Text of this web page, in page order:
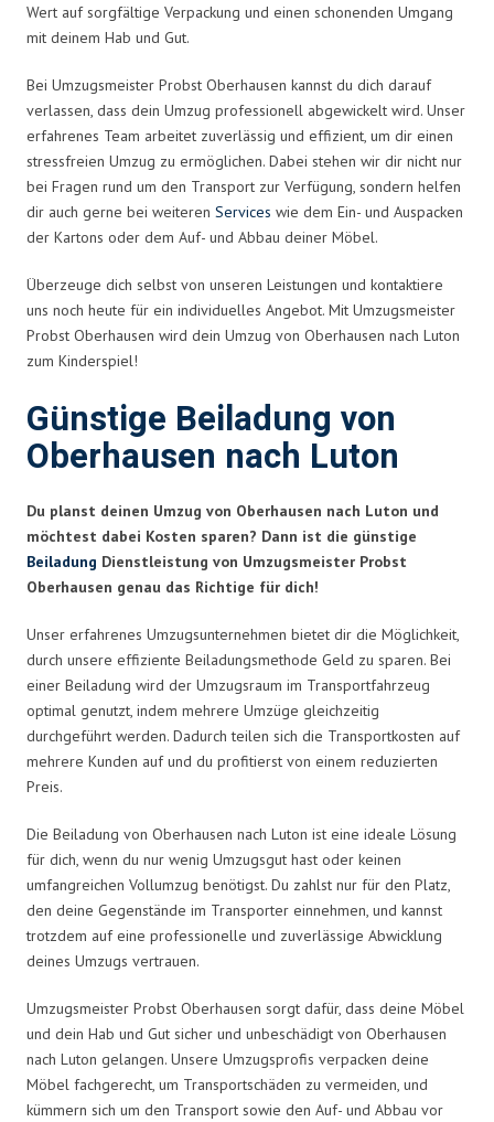
Wert auf sorgfältige Verpackung und einen schonenden Umgang
mit deinem Hab und Gut.
Bei Umzugsmeister Probst Oberhausen kannst du dich darauf
verlassen, dass dein Umzug professionell abgewickelt wird. Unser
erfahrenes Team arbeitet zuverlässig und effizient, um dir einen
stressfreien Umzug zu ermöglichen. Dabei stehen wir dir nicht nur
bei Fragen rund um den Transport zur Verfügung, sondern helfen
dir auch gerne bei weiteren Services wie dem Ein- und Auspacken
der Kartons oder dem Auf- und Abbau deiner Möbel.
Überzeuge dich selbst von unseren Leistungen und kontaktiere
uns noch heute für ein individuelles Angebot. Mit Umzugsmeister
Probst Oberhausen wird dein Umzug von Oberhausen nach Luton
zum Kinderspiel!
Günstige Beiladung von
Oberhausen nach Luton
Du planst deinen Umzug von Oberhausen nach Luton und
möchtest dabei Kosten sparen? Dann ist die günstige
Beiladung Dienstleistung von Umzugsmeister Probst
Oberhausen genau das Richtige für dich!
Unser erfahrenes Umzugsunternehmen bietet dir die Möglichkeit,
durch unsere effiziente Beiladungsmethode Geld zu sparen. Bei
einer Beiladung wird der Umzugsraum im Transportfahrzeug
optimal genutzt, indem mehrere Umzüge gleichzeitig
durchgeführt werden. Dadurch teilen sich die Transportkosten auf
mehrere Kunden auf und du profitierst von einem reduzierten
Preis.
Die Beiladung von Oberhausen nach Luton ist eine ideale Lösung
für dich, wenn du nur wenig Umzugsgut hast oder keinen
umfangreichen Vollumzug benötigst. Du zahlst nur für den Platz,
den deine Gegenstände im Transporter einnehmen, und kannst
trotzdem auf eine professionelle und zuverlässige Abwicklung
deines Umzugs vertrauen.
Umzugsmeister Probst Oberhausen sorgt dafür, dass deine Möbel
und dein Hab und Gut sicher und unbeschädigt von Oberhausen
nach Luton gelangen. Unsere Umzugsprofis verpacken deine
Möbel fachgerecht, um Transportschäden zu vermeiden, und
kümmern sich um den Transport sowie den Auf- und Abbau vor